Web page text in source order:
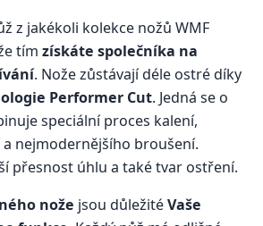
z jakékoli kolekce nožů WMF
tím získáte společníka na
. Nože zůstávají déle ostré díky
Performer Cut. Jedná se o
speciální proces kalení,
nejmodernějšího broušení.
přesnost úhlu a také tvar ostření.
nože jsou důležitéVaše